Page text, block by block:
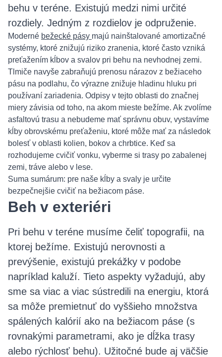
behu v teréne. Existujú medzi nimi určité
rozdiely. Jedným z rozdielov je odpruženie.
Moderné bežecké pásy majú nainštalované amortizačné
systémy, ktoré znižujú riziko zranenia, ktoré často vzniká
preťažením kĺbov a svalov pri behu na nevhodnej zemi.
Tlmiče navyše zabraňujú prenosu nárazov z bežiaceho
pásu na podlahu, čo výrazne znižuje hladinu hluku pri
používaní zariadenia. Odpisy v tejto oblasti do značnej
miery závisia od toho, na akom mieste bežíme. Ak zvolíme
asfaltovú trasu a nebudeme mať správnu obuv, vystavíme
kĺby obrovskému preťaženiu, ktoré môže mať za následok
bolesť v oblasti kolien, bokov a chrbtice. Keď sa
rozhodujeme cvičiť vonku, vyberme si trasy po zabalenej
zemi, tráve alebo v lese.
Suma sumárum: pre naše kĺby a svaly je určite
bezpečnejšie cvičiť na bežiacom páse.
Beh v exteriéri
Pri behu v teréne musíme čeliť topografii, na
ktorej bežíme. Existujú nerovnosti a
prevýšenie, existujú prekážky v podobe
napríklad kaluží. Tieto aspekty vyžadujú, aby
sme sa viac a viac sústredili na energiu, ktorá
sa môže premietnuť do vyššieho množstva
spálených kalórií ako na bežiacom páse (s
rovnakými parametrami, ako je dĺžka trasy
alebo rýchlosť behu). Užitočné bude aj väčšie